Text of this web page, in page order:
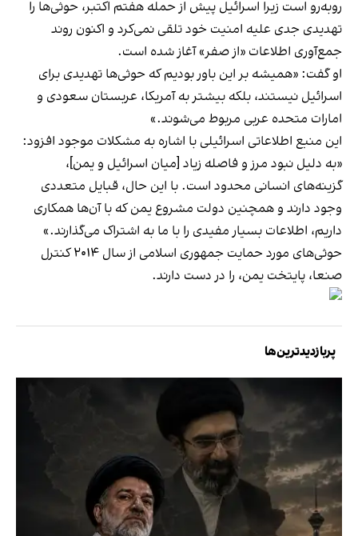
روبه‌رو است زیرا اسرائیل پیش از حمله هفتم اکتبر، حوثی‌ها را
تهدیدی جدی علیه امنیت خود تلقی نمی‌کرد و اکنون روند
جمع‌آوری اطلاعات «از صفر» آغاز شده است.
او گفت: «همیشه بر این باور بودیم که حوثی‌ها تهدیدی برای
اسرائیل نیستند، بلکه بیشتر به آمریکا، عربستان سعودی و
امارات متحده عربی مربوط می‌شوند.»
این منبع اطلاعاتی اسرائیلی با اشاره به مشکلات موجود افزود:
«به دلیل نبود مرز و فاصله زیاد [میان اسرائیل و یمن]،
گزینه‌های انسانی محدود است. با این حال، قبایل متعددی
وجود دارند و همچنین دولت مشروع یمن که با آن‌ها همکاری
داریم، اطلاعات بسیار مفیدی را با ما به اشتراک می‌گذارند.»
حوثی‌های مورد حمایت جمهوری اسلامی از سال ۲۰۱۴ کنترل
صنعا، پایتخت یمن، را در دست دارند.
پربازدیدترین‌ها